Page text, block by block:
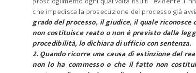
che impedisca la prosecuzione del processo già
grado del processo, il giudice, il quale
non costituisce reato o non è previsto dalla
procedibilità, lo dichiara di ufficio con sentenza.
2. Quando ricorre una causa di estinzione del
non lo ha commesso o che il fatto non